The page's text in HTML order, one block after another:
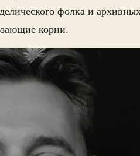
фолка и
корни.